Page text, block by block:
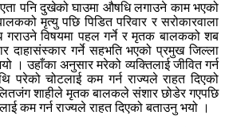
पनि दुखेको घाउमा औषधि लगाउने काम भएको
मृत्यु पछि पिडित परिवार र सरोकारवाला
गराउने विषयमा पहल गर्ने र मृतक बालकको शब
दाहासंस्कार गर्ने सहभति भएको प्रमुख जिल्ला
। उहाँका अनुसार मरेको व्यक्तिलाई जीवित गर्न
परेको चोटलाई कम गर्न राज्यले राहत दिएको
शाहीले मृतक बालकले संशार छोडेर गएपछि
कम गर्न राज्यले राहत दिएको बताउनु भयो ।